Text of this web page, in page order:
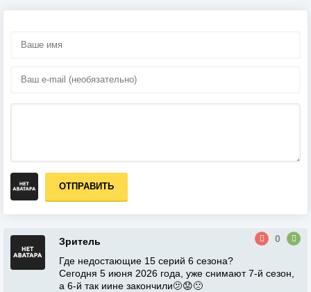
ОТПРАВИТЬ
Зритель
0
Где недостающие 15 серий 6 сезона?
Сегодня 5 июня 2026 года, уже снимают 7-й сезон,
а 6-й так иине закончили🫤😟🙁